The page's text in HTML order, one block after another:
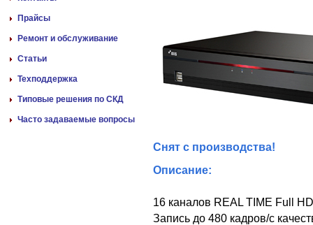
Прайсы
Ремонт и обслуживание
Статьи
Техподдержка
Типовые решения по СКД
Часто задаваемые вопросы
Снят с производства!
Описание:
16 каналов REAL TIME Full
Запись до 480 кадров/с